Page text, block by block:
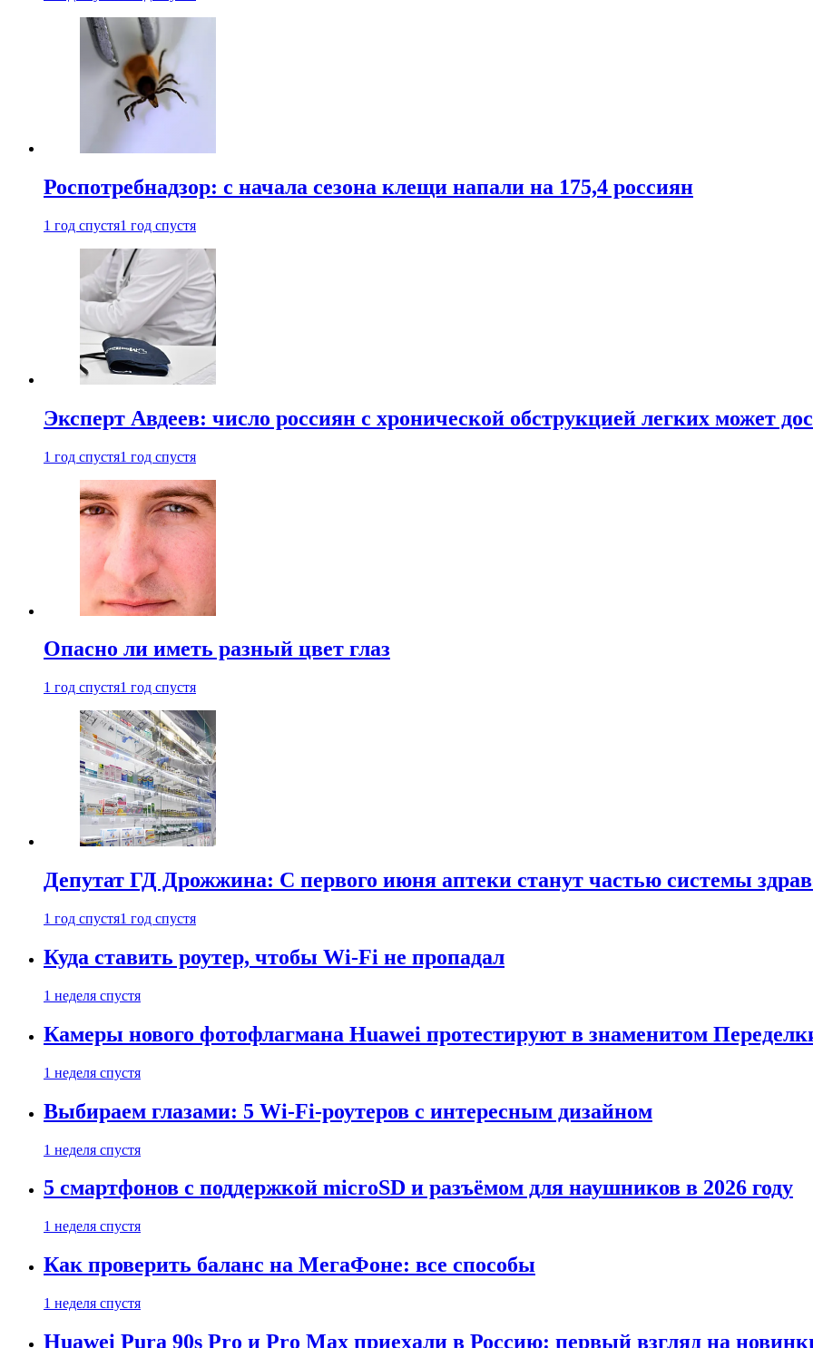
Роспотребнадзор: с начала сезона клещи напали на 175,4 россиян
1 год спустя1 год спустя
Эксперт Авдеев: число россиян с хронической обструкцией легких может
1 год спустя1 год спустя
Опасно ли иметь разный цвет глаз
1 год спустя1 год спустя
Депутат ГД Дрожжина: С первого июня аптеки станут частью системы
1 год спустя1 год спустя
Куда ставить роутер, чтобы Wi-Fi не пропадал
1 неделя спустя
Камеры нового фотофлагмана Huawei протестируют в знаменитом
1 неделя спустя
Выбираем глазами: 5 Wi-Fi-роутеров с интересным дизайном
1 неделя спустя
5 смартфонов с поддержкой microSD и разъёмом для наушников в 2026 году
1 неделя спустя
Как проверить баланс на МегаФоне: все способы
1 неделя спустя
Huawei Pura 90s Pro и Pro Max приехали в Россию: первый взгляд на